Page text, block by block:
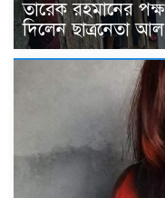
তারেক রহমানের পক্ষ
দিলেন ছাত্রনেতা